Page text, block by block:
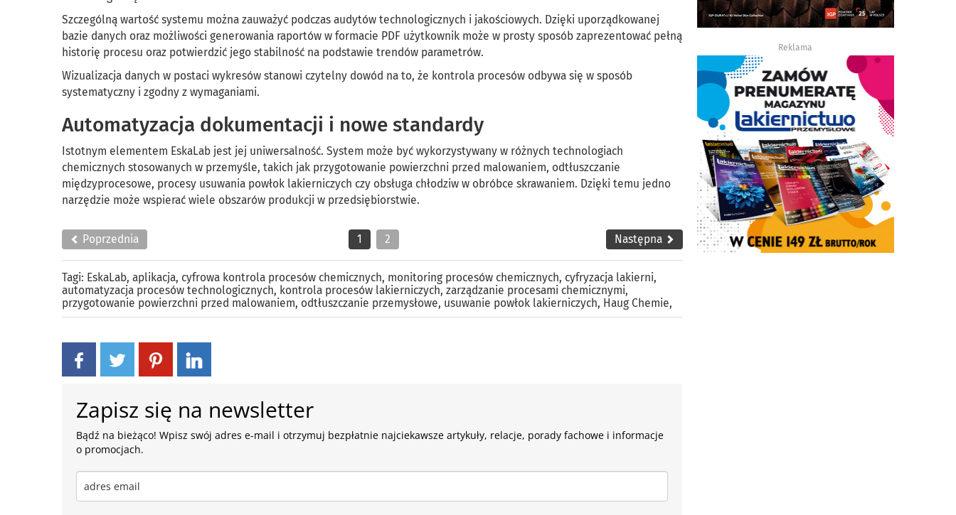
Szczególną wartość systemu można zauważyć podczas audytów technologicznych i jakościowych. Dzięki uporządkowanej
bazie danych oraz możliwości generowania raportów w formacie PDF użytkownik może w prosty sposób zaprezentować pełną
historię procesu oraz potwierdzić jego stabilność na podstawie trendów parametrów.
Wizualizacja danych w postaci wykresów stanowi czytelny dowód na to, że kontrola procesów odbywa się w sposób
systematyczny i zgodny z wymaganiami.
Automatyzacja dokumentacji i nowe standardy
Istotnym elementem EskaLab jest jej uniwersalność. System może być wykorzystywany w różnych technologiach
chemicznych stosowanych w przemyśle, takich jak przygotowanie powierzchni przed malowaniem, odtłuszczanie
międzyprocesowe, procesy usuwania powłok lakierniczych czy obsługa chłodziw w obróbce skrawaniem. Dzięki temu jedno
narzędzie może wspierać wiele obszarów produkcji w przedsiębiorstwie.
Poprzednia 1 2 Następna
Tagi: EskaLab, aplikacja, cyfrowa kontrola procesów chemicznych, monitoring procesów chemicznych, cyfryzacja lakierni,
automatyzacja procesów technologicznych, kontrola procesów lakierniczych, zarządzanie procesami chemicznymi,
przygotowanie powierzchni przed malowaniem, odtłuszczanie przemysłowe, usuwanie powłok lakierniczych, Haug Chemie,
Zapisz się na newsletter
Bądź na bieżąco! Wpisz swój adres e-mail i otrzymuj bezpłatnie najciekawsze artykuły, relacje, porady fachowe i informacje
o promocjach.
Reklama